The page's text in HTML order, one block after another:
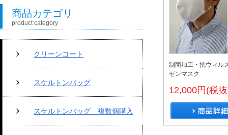
制菌加工・抗ウィル
ゼンマスク
12,000円(税
商品カテゴリ
product category
クリーンコート
スケルトンバッグ
スケルトンバッグ 複数個購入